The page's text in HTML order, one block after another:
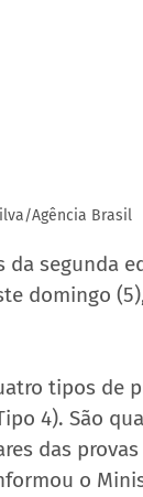
Agência Brasil
segunda
domingo
tipos de
4). São
das
o